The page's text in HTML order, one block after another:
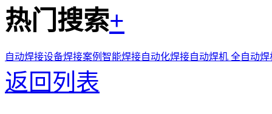
热门搜索+
自动焊接设备焊接案例 智能焊接自动化焊接自动焊机 全自动
返回列表